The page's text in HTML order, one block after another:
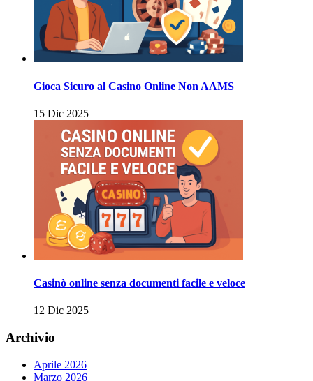
Gioca Sicuro al Casino Online Non AAMS
15 Dic 2025
Casinò online senza documenti facile e veloce
12 Dic 2025
Archivio
Aprile 2026
Marzo 2026